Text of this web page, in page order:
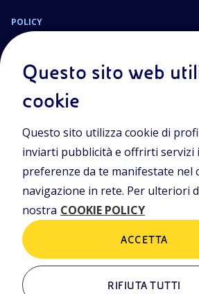
POLICY
Cookie Policy
Sede Legale
Viale Alcide de Gasperi, 2, 20097 San
Capitale sociale deliberato il 15/09/2023
€ 101.755.495,30 i.v.
C. Fiscale e numero d’iscrizione
Monza-Brianza-Lodi n.
09702540155
ALTRI LINK
Questo sito web
cookie
Questo sito utilizza cookie di
inviarti pubblicità e offrirti servizi
preferenze da te manifestate nel
navigazione in rete. Per ulteriori
nostra COOKIE POLICY
RIFIUTA TUTTI
ACCETTA